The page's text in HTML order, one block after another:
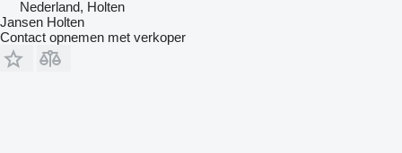
Nederland, Holten
Jansen Holten
Contact opnemen met verkoper